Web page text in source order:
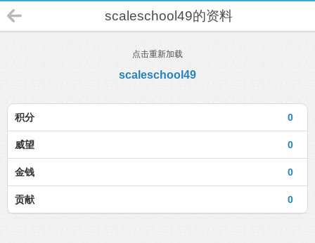
scaleschool49的资料
点击重新加载
scaleschool49
0
积分
0
威望
0
金钱
0
贡献